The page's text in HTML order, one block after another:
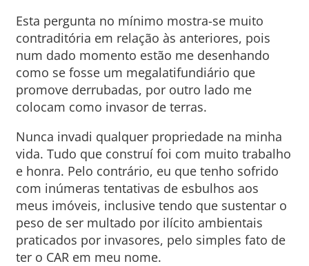
Esta pergunta no mínimo mostra-se muito
contraditória em relação às anteriores, pois
num dado momento estão me desenhando
como se fosse um megalatifundiário que
promove derrubadas, por outro lado me
colocam como invasor de terras.
Nunca invadi qualquer propriedade na minha
vida. Tudo que construí foi com muito trabalho
e honra. Pelo contrário, eu que tenho sofrido
com inúmeras tentativas de esbulhos aos
meus imóveis, inclusive tendo que sustentar o
peso de ser multado por ilícito ambientais
praticados por invasores, pelo simples fato de
ter o CAR em meu nome.